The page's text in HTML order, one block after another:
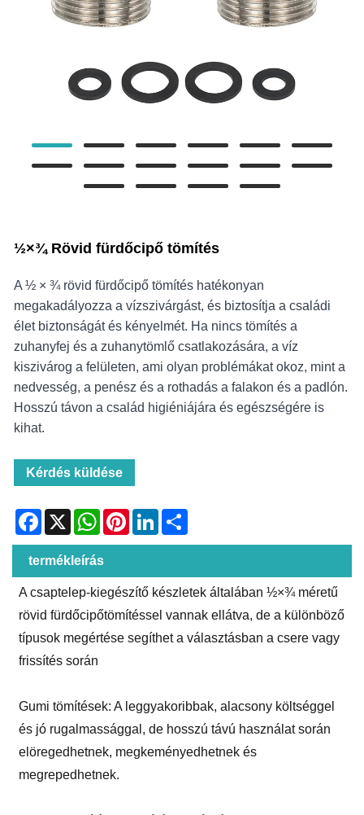
½×¾‌ Rövid fürdőcipő tömítés
A ½ × ¾‌ rövid fürdőcipő tömítés hatékonyan
megakadályozza a vízszivárgást, és biztosítja a családi
élet biztonságát és kényelmét. Ha nincs tömítés a
zuhanyfej és a zuhanytömlő csatlakozására, a víz
kiszivárog a felületen, ami olyan problémákat okoz, mint a
nedvesség, a penész és a rothadás a falakon és a padlón.
Hosszú távon a család higiéniájára és egészségére is
kihat.
Kérdés küldése
Facebook
X WhatsAppPinterestLinkedIn
termékleírás
A csaptelep-kiegészítő készletek általában ½×¾‌ méretű
rövid fürdőcipőtömítéssel vannak ellátva, de a különböző
típusok megértése segíthet a választásban a csere vagy
frissítés során
Gumi tömítések: A leggyakoribbak, alacsony költséggel
és jó rugalmassággal, de hosszú távú használat során
elöregedhetnek, megkeményedhetnek és
megrepedhetnek.